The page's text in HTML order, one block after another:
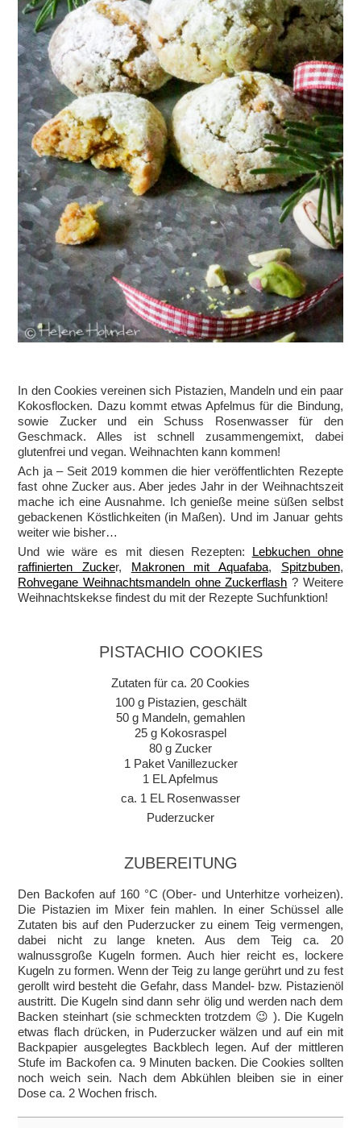
In den Cookies vereinen sich Pistazien, Mandeln und ein paar
Kokosflocken. Dazu kommt etwas Apfelmus für die Bindung,
sowie Zucker und ein Schuss Rosenwasser für den
Geschmack. Alles ist schnell zusammengemixt, dabei
glutenfrei und vegan. Weihnachten kann kommen!
Ach ja – Seit 2019 kommen die hier veröffentlichten Rezepte
fast ohne Zucker aus. Aber jedes Jahr in der Weihnachtszeit
mache ich eine Ausnahme. Ich genieße meine süßen selbst
gebackenen Köstlichkeiten (in Maßen). Und im Januar gehts
weiter wie bisher…
Und wie wäre es mit diesen Rezepten: Lebkuchen ohne
raffinierten Zucker, Makronen mit Aquafaba, Spitzbuben,
Rohvegane Weihnachtsmandeln ohne Zuckerflash ? Weitere
Weihnachtskekse findest du mit der Rezepte Suchfunktion!
PISTACHIO COOKIES
Zutaten für ca. 20 Cookies
100 g Pistazien, geschält
50 g Mandeln, gemahlen
25 g Kokosraspel
80 g Zucker
1 Paket Vanillezucker
1 EL Apfelmus
ca. 1 EL Rosenwasser
Puderzucker
ZUBEREITUNG
Den Backofen auf 160 °C (Ober- und Unterhitze vorheizen).
Die Pistazien im Mixer fein mahlen. In einer Schüssel alle
Zutaten bis auf den Puderzucker zu einem Teig vermengen,
dabei nicht zu lange kneten. Aus dem Teig ca. 20
walnussgroße Kugeln formen. Auch hier reicht es, lockere
Kugeln zu formen. Wenn der Teig zu lange gerührt und zu fest
gerollt wird besteht die Gefahr, dass Mandel- bzw. Pistazienöl
austritt. Die Kugeln sind dann sehr ölig und werden nach dem
Backen steinhart (sie schmeckten trotzdem 😉 ). Die Kugeln
etwas flach drücken, in Puderzucker wälzen und auf ein mit
Backpapier ausgelegtes Backblech legen. Auf der mittleren
Stufe im Backofen ca. 9 Minuten backen. Die Cookies sollten
noch weich sein. Nach dem Abkühlen bleiben sie in einer
Dose ca. 2 Wochen frisch.